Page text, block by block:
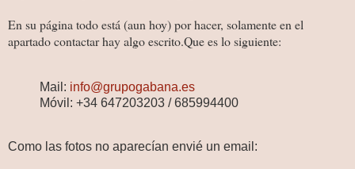
En su página todo está (aun hoy) por hacer, solamente en el
apartado contactar hay algo escrito.Que es lo siguiente:
Mail: info@grupogabana.es
Móvil: +34 647203203 / 685994400
Como las fotos no aparecían envié un email: